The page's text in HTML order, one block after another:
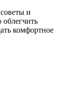
и
облегчить
комфортное